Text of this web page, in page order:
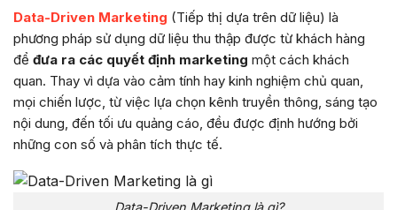
Data-Driven Marketing (Tiếp thị dựa trên dữ liệu) là
phương pháp sử dụng dữ liệu thu thập được từ khách hàng
để đưa ra các quyết định marketing một cách khách
quan. Thay vì dựa vào cảm tính hay kinh nghiệm chủ quan,
mọi chiến lược, từ việc lựa chọn kênh truyền thông, sáng tạo
nội dung, đến tối ưu quảng cáo, đều được định hướng bởi
những con số và phân tích thực tế.